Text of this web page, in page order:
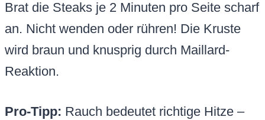
Brat die Steaks je 2 Minuten pro Seite scharf
an. Nicht wenden oder rühren! Die Kruste
wird braun und knusprig durch Maillard-
Reaktion.
Pro-Tipp: Rauch bedeutet richtige Hitze –